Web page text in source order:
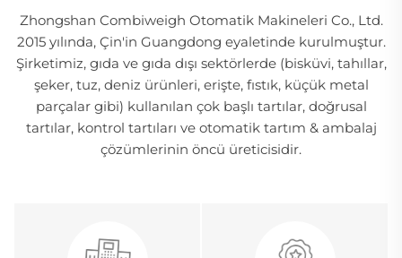
Zhongshan Combiweigh Otomatik Makineleri Co., Ltd.
2015 yılında, Çin'in Guangdong eyaletinde kurulmuştur.
Şirketimiz, gıda ve gıda dışı sektörlerde (bisküvi, tahıllar,
şeker, tuz, deniz ürünleri, erişte, fıstık, küçük metal
parçalar gibi) kullanılan çok başlı tartılar, doğrusal
tartılar, kontrol tartıları ve otomatik tartım & ambalaj
çözümlerinin öncü üreticisidir.